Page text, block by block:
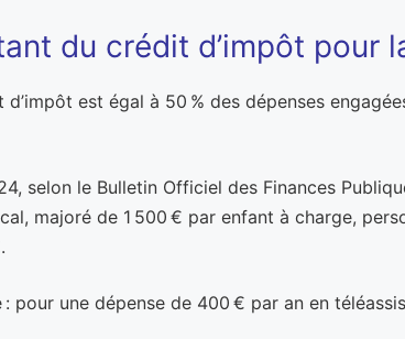
du crédit d’impôt pour
d’impôt est égal à 50 % des dépenses
selon le Bulletin Officiel des Finances
majoré de 1 500 € par enfant à charge,
: pour une dépense de 400 € par an en